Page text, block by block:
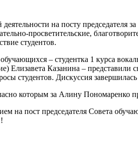
на посту председателя
просветительские,
студентов.
– студентка 1 курса
Елизавета Казанина –
студентов. Дискуссия
которым за Алину Пономаренко
на пост председателя Совета